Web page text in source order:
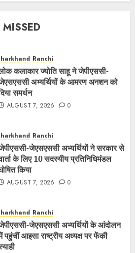
Ranchi
कलाकार ज्योति साहू ने जेपीएससी-
अभ्यर्थियों के आमरण अनशन को
समर्थन
AUGUST 7, 2026 0
Ranchi
जेएसएससी अभ्यर्थियों ने सरकार से
के लिए 10 सदस्यीय प्रतिनिधिमंडल
किया
AUGUST 7, 2026 0
Ranchi
जेएसएससी अभ्यर्थियों के आंदोलन
पहुंचीं आइसा राष्ट्रीय अध्यक्ष पर फेंकी